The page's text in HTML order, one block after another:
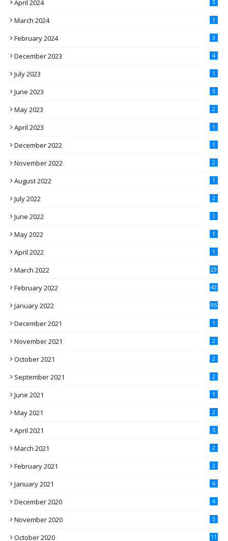
April 2024 3
March 2024 1
February 2024 3
December 2023 4
July 2023 1
June 2023 3
May 2023 2
April 2023 1
December 2022 1
November 2022 2
August 2022 1
July 2022 2
June 2022 1
May 2022 1
April 2022 1
March 2022 23
February 2022 42
January 2022 95
December 2021 1
November 2021 2
October 2021 2
September 2021 2
June 2021 1
May 2021 2
April 2021 5
March 2021 2
February 2021 2
January 2021 4
December 2020 4
November 2020 3
October 2020 11